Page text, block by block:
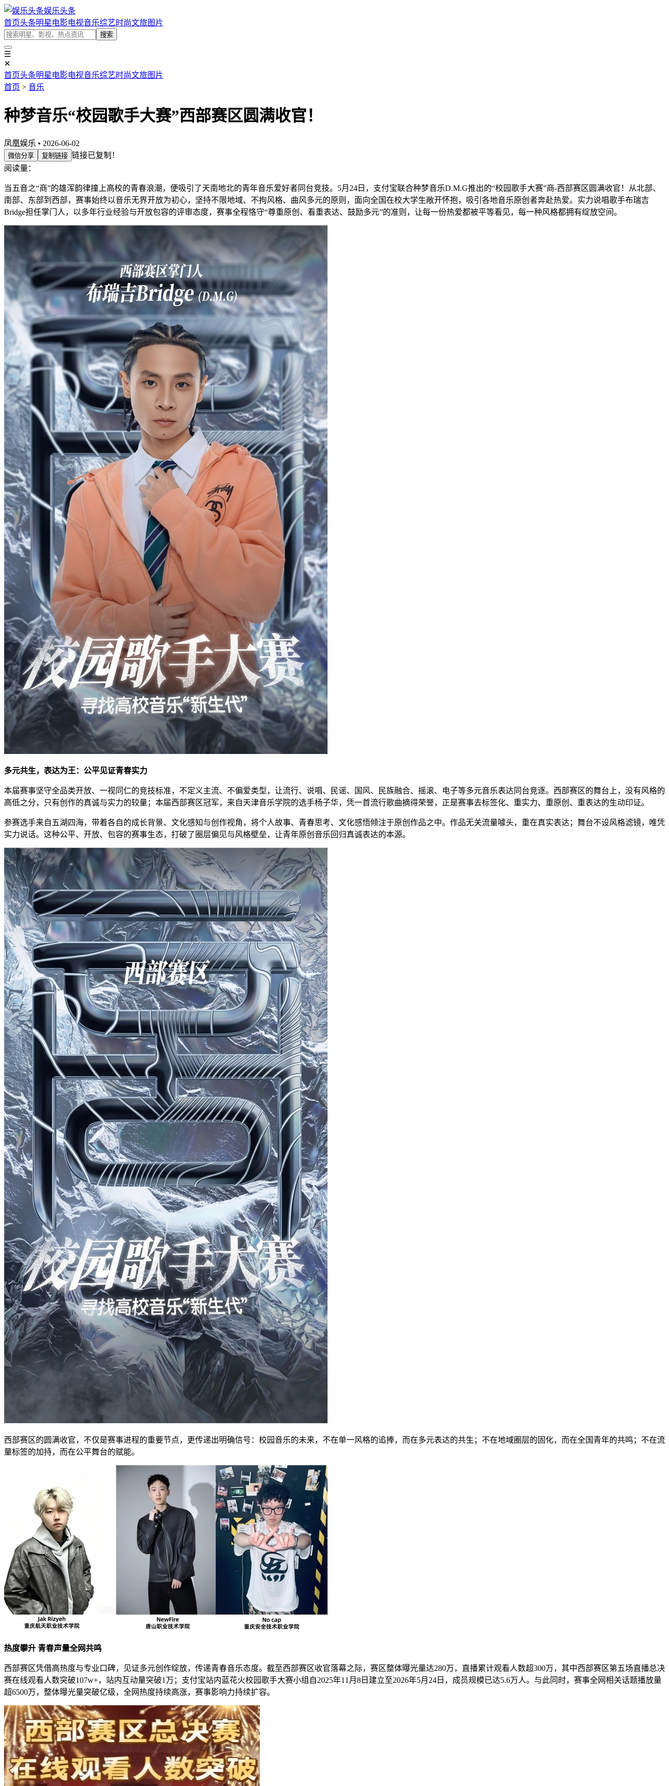
娱乐头条
首页头条明星 电影电视音乐综艺时尚文旅图片
搜索
☰
✕
首页头条明星 电影电视音乐综艺时尚文旅图片
首页 > 音乐
种梦音乐“校园歌手大赛”西部赛区圆满收官！
凤凰娱乐 • 2026-06-02
微信分享 复制链接 链接已复制！
阅读量：
当五音之“商”的雄浑韵律撞上高校的青春浪潮，便吸引了天南地北的青年音乐爱好者同台竞技。5月24日，支付宝联合种梦音乐D.M.G推出的“校园歌手大赛”商-西部赛区圆满收官！从北部、
南部、东部到西部，赛事始终以音乐无界开放为初心，坚持不限地域、不拘风格、曲风多元的原则，面向全国在校大学生敞开怀抱，吸引各地音乐原创者奔赴热爱。实力说唱歌手布瑞吉
Bridge担任掌门人，以多年行业经验与开放包容的评审态度，赛事全程恪守“尊重原创、看重表达、鼓励多元”的准则，让每一份热爱都被平等看见，每一种风格都拥有绽放空间。
多元共生，表达为王：公平见证青春实力
本届赛事坚守全品类开放、一视同仁的竞技标准，不定义主流、不偏爱类型，让流行、说唱、民谣、国风、民族融合、摇滚、电子等多元音乐表达同台竞逐。西部赛区的舞台上，没有风格的
高低之分，只有创作的真诚与实力的较量；本届西部赛区冠军，来自天津音乐学院的选手杨子华，凭一首流行歌曲摘得荣誉，正是赛事去标签化、重实力、重原创、重表达的生动印证。
参赛选手来自五湖四海，带着各自的成长背景、文化感知与创作视角，将个人故事、青春思考、文化感悟倾注于原创作品之中。作品无关流量噱头，重在真实表达；舞台不设风格滤镜，唯凭
实力说话。这种公平、开放、包容的赛事生态，打破了圈层偏见与风格壁垒，让青年原创音乐回归真诚表达的本源。
西部赛区的圆满收官，不仅是赛事进程的重要节点，更传递出明确信号：校园音乐的未来，不在单一风格的追捧，而在多元表达的共生；不在地域圈层的固化，而在全国青年的共鸣；不在流
量标签的加持，而在公平舞台的赋能。
热度攀升 青春声量全网共鸣
西部赛区凭借高热度与专业口碑，见证多元创作绽放，传递青春音乐态度。截至西部赛区收官落幕之际，赛区整体曝光量达280万，直播累计观看人数超300万，其中西部赛区第五场直播总决
赛在线观看人数突破107w+，站内互动量突破1万；支付宝站内蓝花火校园歌手大赛小组自2025年11月8日建立至2026年5月24日，成员规模已达5.6万人。与此同时，赛事全网相关话题播放量
超6500万，整体曝光量突破亿级，全网热度持续高涨，赛事影响力持续扩容。